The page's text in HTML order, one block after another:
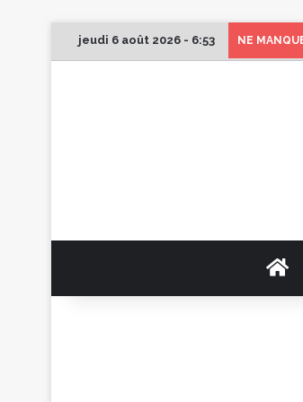
jeudi 6 août 2026 - 6:53 NE